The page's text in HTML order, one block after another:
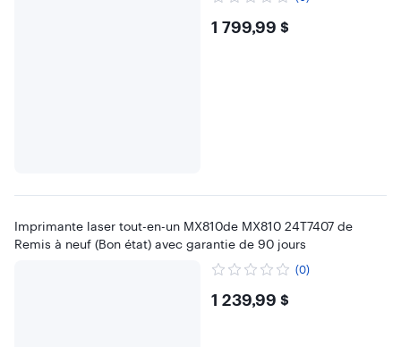
$1799.99
1 799,99 $
Imprimante laser tout-en-un MX810de MX810 24T7407 de
Remis à neuf (Bon état) avec garantie de 90 jours
(0)
$1239.99
1 239,99 $